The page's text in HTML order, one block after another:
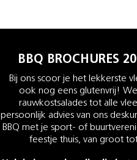
BBQ BROCHURES
Bij ons scoor je het lekkerste
ook nog eens glutenvrij! We
rauwkostsalades tot alle
persoonlijk advies van ons
BBQ met je sport- of
feestje thuis, van groot